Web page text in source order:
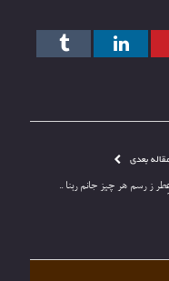
ارتباط Tumblr
بعدی
ز رسم هر چیز جانم ربنا ..